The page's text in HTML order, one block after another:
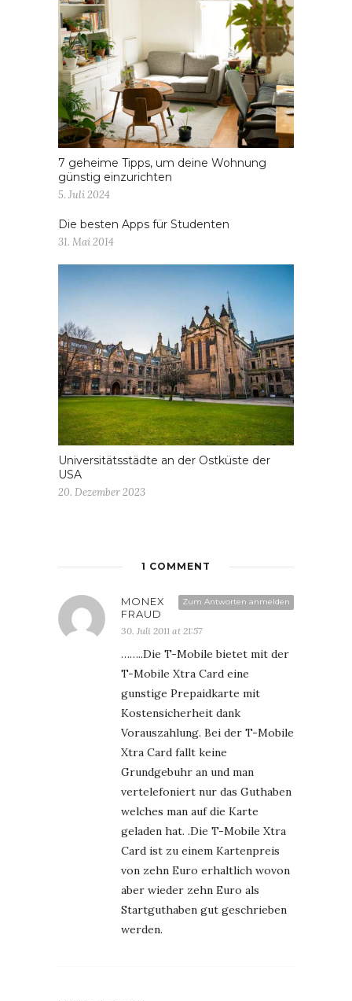
7 geheime Tipps, um deine Wohnung
günstig einzurichten
5. Juli 2024
Die besten Apps für Studenten
31. Mai 2014
Universitätsstädte an der Ostküste der
USA
20. Dezember 2023
1 COMMENT
Zum Antworten anmelden
MONEX
FRAUD
30. Juli 2011 at 21:57
……..Die T-Mobile bietet mit der
T-Mobile Xtra Card eine
gunstige Prepaidkarte mit
Kostensicherheit dank
Vorauszahlung. Bei der T-Mobile
Xtra Card fallt keine
Grundgebuhr an und man
vertelefoniert nur das Guthaben
welches man auf die Karte
geladen hat. .Die T-Mobile Xtra
Card ist zu einem Kartenpreis
von zehn Euro erhaltlich wovon
aber wieder zehn Euro als
Startguthaben gut geschrieben
werden.